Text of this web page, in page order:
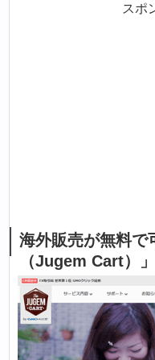
スポ
海外販売が無料で
（Jugem Cart）」